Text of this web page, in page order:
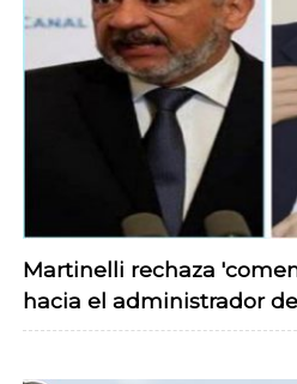
Martinelli rechaza
hacia el administrador